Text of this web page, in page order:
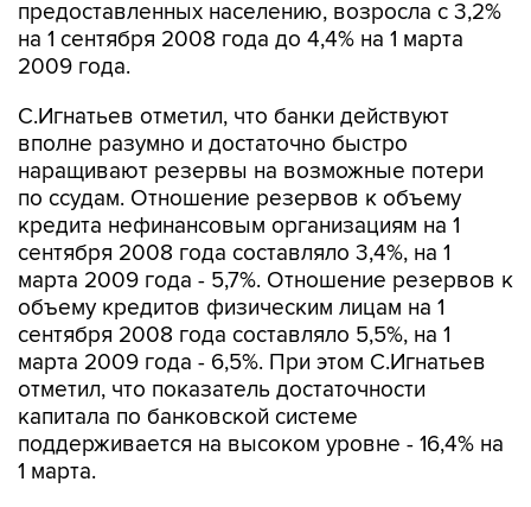
предоставленных населению, возросла с 3,2%
на 1 сентября 2008 года до 4,4% на 1 марта
2009 года.
С.Игнатьев отметил, что банки действуют
вполне разумно и достаточно быстро
наращивают резервы на возможные потери
по ссудам. Отношение резервов к объему
кредита нефинансовым организациям на 1
сентября 2008 года составляло 3,4%, на 1
марта 2009 года - 5,7%. Отношение резервов к
объему кредитов физическим лицам на 1
сентября 2008 года составляло 5,5%, на 1
марта 2009 года - 6,5%. При этом С.Игнатьев
отметил, что показатель достаточности
капитала по банковской системе
поддерживается на высоком уровне - 16,4% на
1 марта.